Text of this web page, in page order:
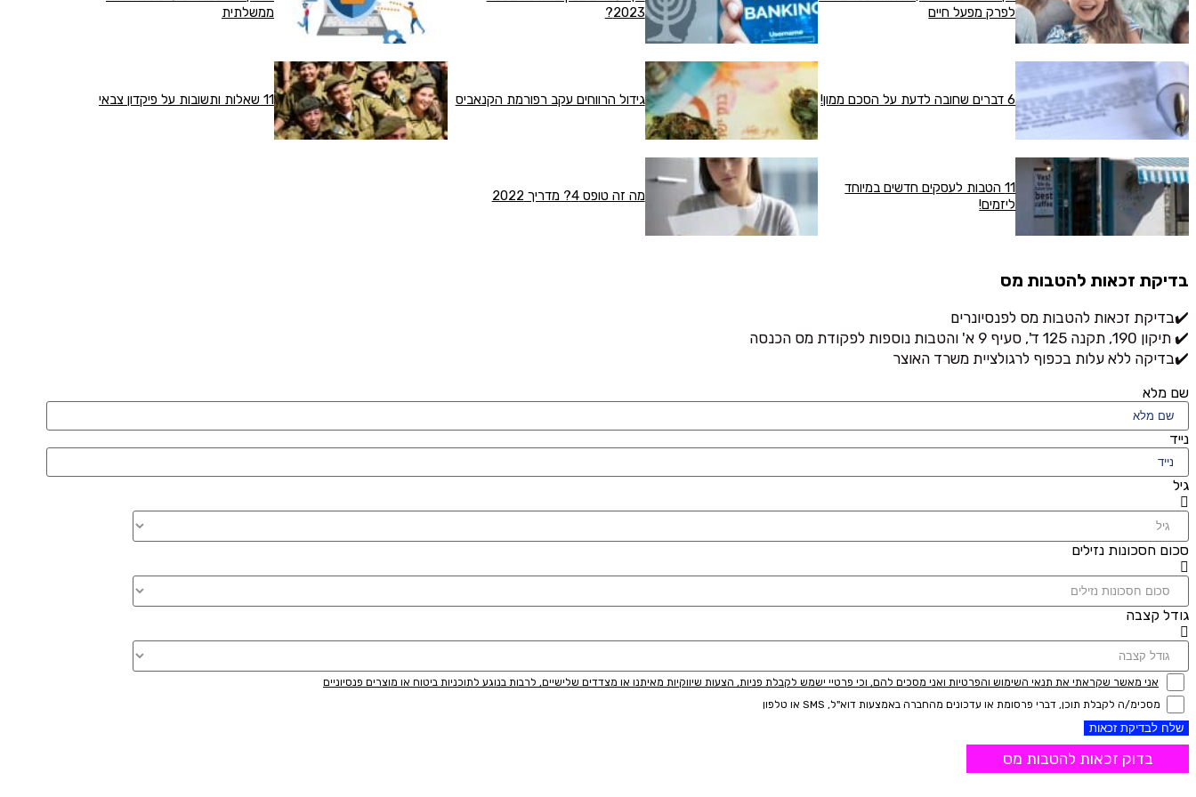
לפרק מפעל חיים
2023?
ממשלתית
6 דברים שחובה לדעת על הסכם ממון! גידול הרווחים עקב רפורמת הקנאביס 11 שאלות ותשובות על פיקדון צבאי
11 הטבות לעסקים חדשים במיוחד
ליזמים!
מה זה טופס 4? מדריך 2022
בדיקת זכאות להטבות מס
✔️בדיקת זכאות להטבות מס לפנסיונרים
✔️ תיקון 190, תקנה 125 ד', סעיף 9 א' והטבות נוספות לפקודת מס הכנסה
✔️בדיקה ללא עלות בכפוף לרגולציית משרד האוצר
שם מלא
נייד
גיל
סכום חסכונות נזילים
גודל קצבה
אני מאשר שקראתי את תנאי השימוש והפרטיות ואני מסכים להם, וכי פרטיי ישמש לקבלת פניות, הצעות שיווקיות מאיתנו או מצדדים שלישיים, לרבות בנוגע לתוכניות ביטוח או מוצרים פנסיוניים
מסכימ/ה לקבלת תוכן, דברי פרסומת או עדכונים מהחברה באמצעות דוא"ל, SMS או טלפון
שלח לבדיקת זכאות
בדוק זכאות להטבות מס